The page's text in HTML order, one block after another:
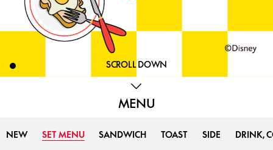
SCROLL DOWN
MENU
NEW SET MENU SANDWICH TOAST SIDE DRINK,